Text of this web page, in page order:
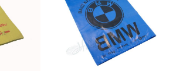
₴0.00
ADD TO
CART